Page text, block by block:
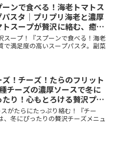
ーンで食べる！海老トマトス
パスタ｜プリプリ海老と濃厚
トスープが贅沢に絡む、癒し
褒美プレート
ープ！『スプーンで食べる！海老
で満足度の高いスープパスタ。副菜
ズ！チーズ！たらのフリット
種チーズの濃厚ソースで冬に
たり！心もとろける贅沢プレ
がたらにたっぷり絡む！『チー
、冬にぴったりの贅沢チーズメニュ